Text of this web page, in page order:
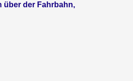
über der Fahrbahn,